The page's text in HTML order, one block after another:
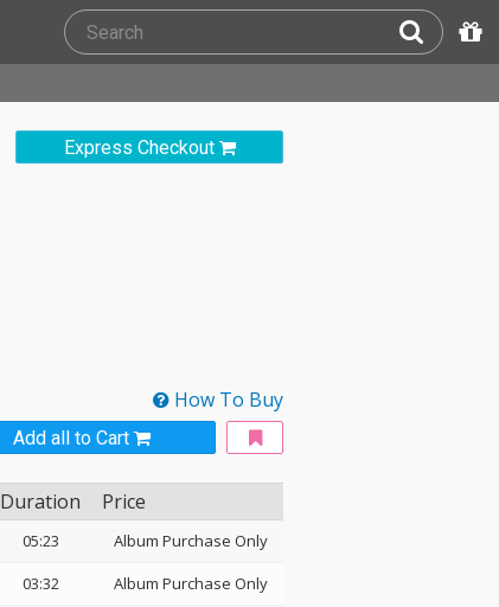
Express Checkout
How To Buy
Add all to Cart
Duration Price
05:23
Album Purchase Only
03:32
Album Purchase Only